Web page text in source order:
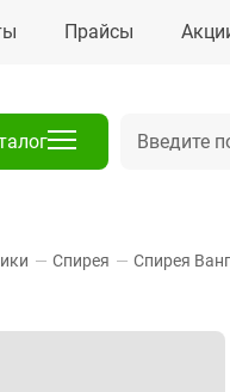
Прайсы
— Спирея — Спирея